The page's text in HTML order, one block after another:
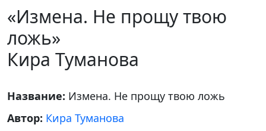
«Измена. Не прощу твою
ложь»
Кира Туманова
Название: Измена. Не прощу твою ложь
Автор: Кира Туманова